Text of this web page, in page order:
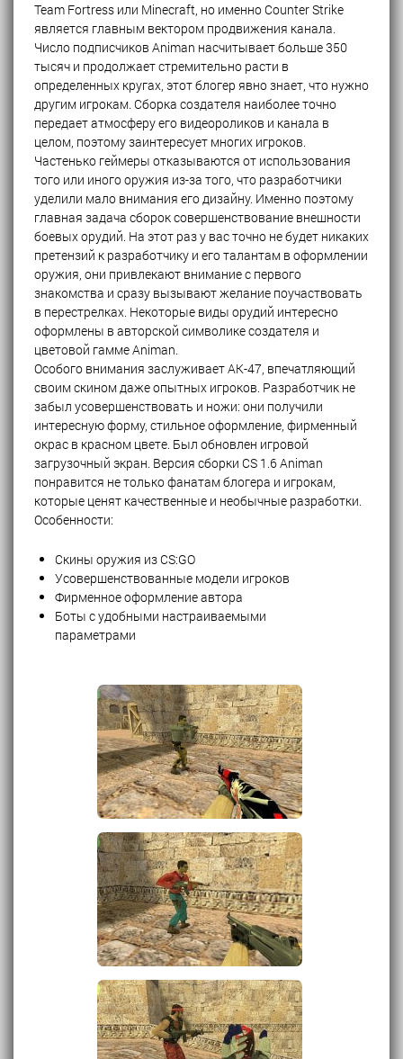
Team Fortress или Minecraft, но именно Counter Strike
является главным вектором продвижения канала.
Число подписчиков Animan насчитывает больше 350
тысяч и продолжает стремительно расти в
определенных кругах, этот блогер явно знает, что нужно
другим игрокам. Сборка создателя наиболее точно
передает атмосферу его видеороликов и канала в
целом, поэтому заинтересует многих игроков.
Частенько геймеры отказываются от использования
того или иного оружия из-за того, что разработчики
уделили мало внимания его дизайну. Именно поэтому
главная задача сборок совершенствование внешности
боевых орудий. На этот раз у вас точно не будет никаких
претензий к разработчику и его талантам в оформлении
оружия, они привлекают внимание с первого
знакомства и сразу вызывают желание поучаствовать
в перестрелках. Некоторые виды орудий интересно
оформлены в авторской символике создателя и
цветовой гамме Animan.
Особого внимания заслуживает АК-47, впечатляющий
своим скином даже опытных игроков. Разработчик не
забыл усовершенствовать и ножи: они получили
интересную форму, стильное оформление, фирменный
окрас в красном цвете. Был обновлен игровой
загрузочный экран. Версия сборки CS 1.6 Animan
понравится не только фанатам блогера и игрокам,
которые ценят качественные и необычные разработки.
Особенности:
Скины оружия из CS:GO
Усовершенствованные модели игроков
Фирменное оформление автора
Боты с удобными настраиваемыми
параметрами